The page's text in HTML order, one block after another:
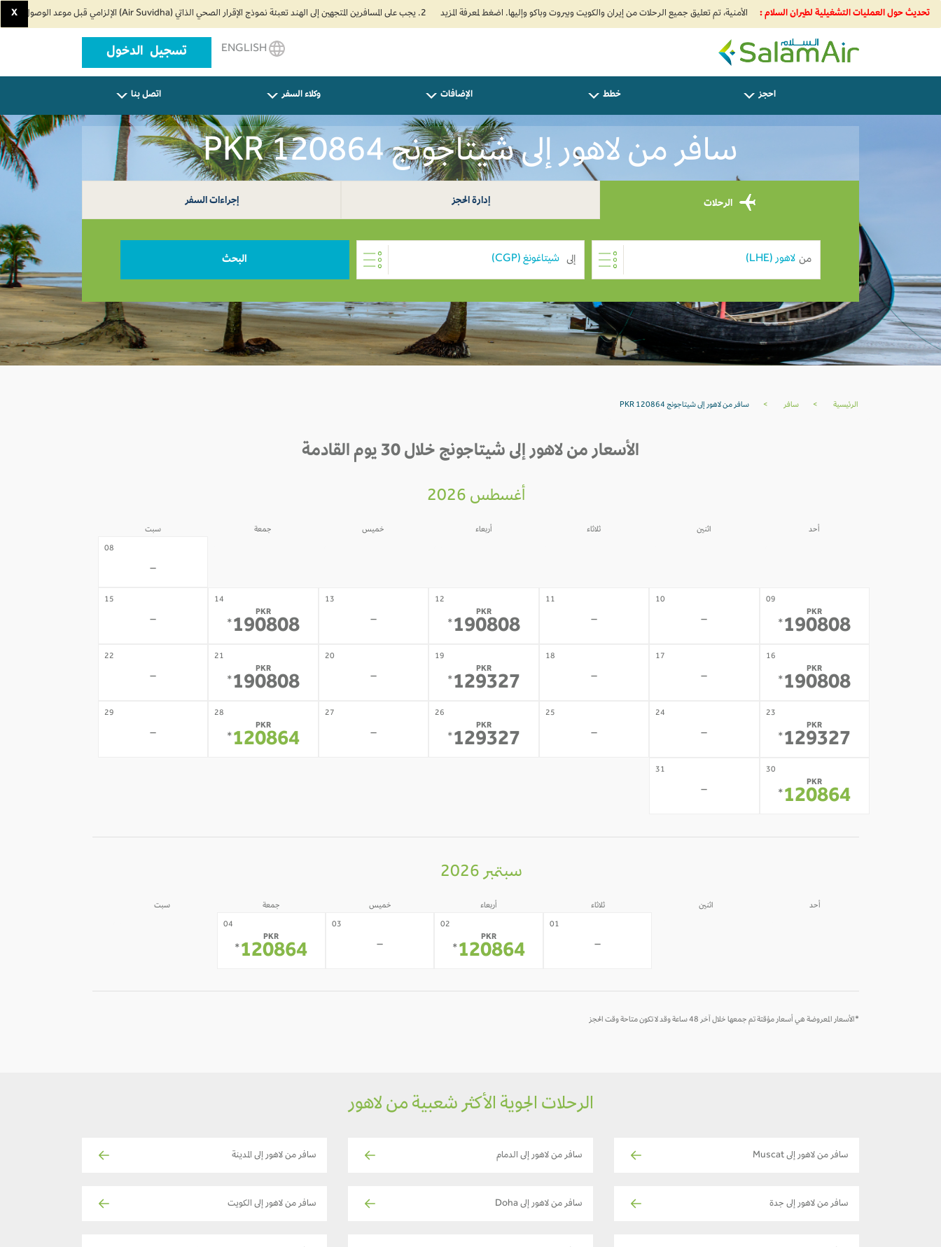
تحديث حول العمليات التشغيلية لطيران السلام : 2. يجب على المسافرين المتجهين إلى الهند تعبئة نموذج الإقرار الصحي الذاتي (Air Suvidha) الإلزامي قبل موعد الوصول بـ 24 ساعة على الأقل. اضغط هنا للدخول إلى بوابة Air Suvidha. X
SalamAir
تسجيل الدخول
احجز خطط الإضافات وكلاء السفر اتصل بنا
سافر من لاهور إلى شيتاجونج PKR 120864
الرحلات إدارة الحجز إجراءات السفر
من إلى البحث
الرئيسية > سافر > سافر من لاهور إلى شيتاجونج PKR 120864
الأسعار من لاهور إلى شيتاجونج خلال 30 يوم القادمة
أغسطس 2026
أحد اثنين ثلاثاء أربعاء خميس جمعة سبت
08
-
09
PKR
190808
*
10
-
11
-
12
PKR
190808
*
13
-
14
PKR
190808
*
15
-
16
PKR
190808
*
17
-
18
-
19
PKR
129327
*
20
-
21
PKR
190808
*
22
-
23
PKR
129327
*
24
-
25
-
26
PKR
129327
*
27
-
28
PKR
120864
*
29
-
30
PKR
120864
*
31
-
سبتمبر 2026
أحد اثنين ثلاثاء أربعاء خميس جمعة سبت
01
-
02
PKR
120864
*
03
-
04
PKR
120864
*
*الأسعار المعروضة هي أسعار مؤقتة تم جمعها خلال آخر 48 ساعة وقد لا تكون متاحة وقت الحجز
الرحلات الجوية الأكثر شعبية من لاهور
سافر من لاهور إلى Muscat سافر من لاهور إلى الدمام سافر من لاهور إلى المدينة
سافر من لاهور إلى جدة سافر من لاهور إلى Doha سافر من لاهور إلى الكويت